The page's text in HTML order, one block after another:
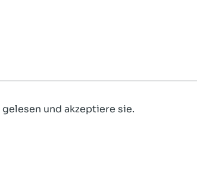
gelesen und akzeptiere sie.